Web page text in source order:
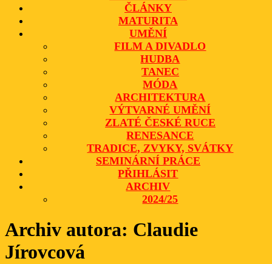
ČLÁNKY
MATURITA
UMĚNÍ
FILM A DIVADLO
HUDBA
TANEC
MÓDA
ARCHITEKTURA
VÝTVARNÉ UMĚNÍ
ZLATÉ ČESKÉ RUCE
RENESANCE
TRADICE, ZVYKY, SVÁTKY
SEMINÁRNÍ PRÁCE
PŘIHLÁSIT
ARCHIV
2024/25
CLOSE
BUTTON
Archiv autora: Claudie
Jírovcová